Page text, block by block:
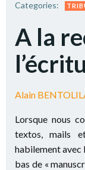
Categories:
A la
Alain
Lorsque nous
textos, mails
habilement avec
bas de «